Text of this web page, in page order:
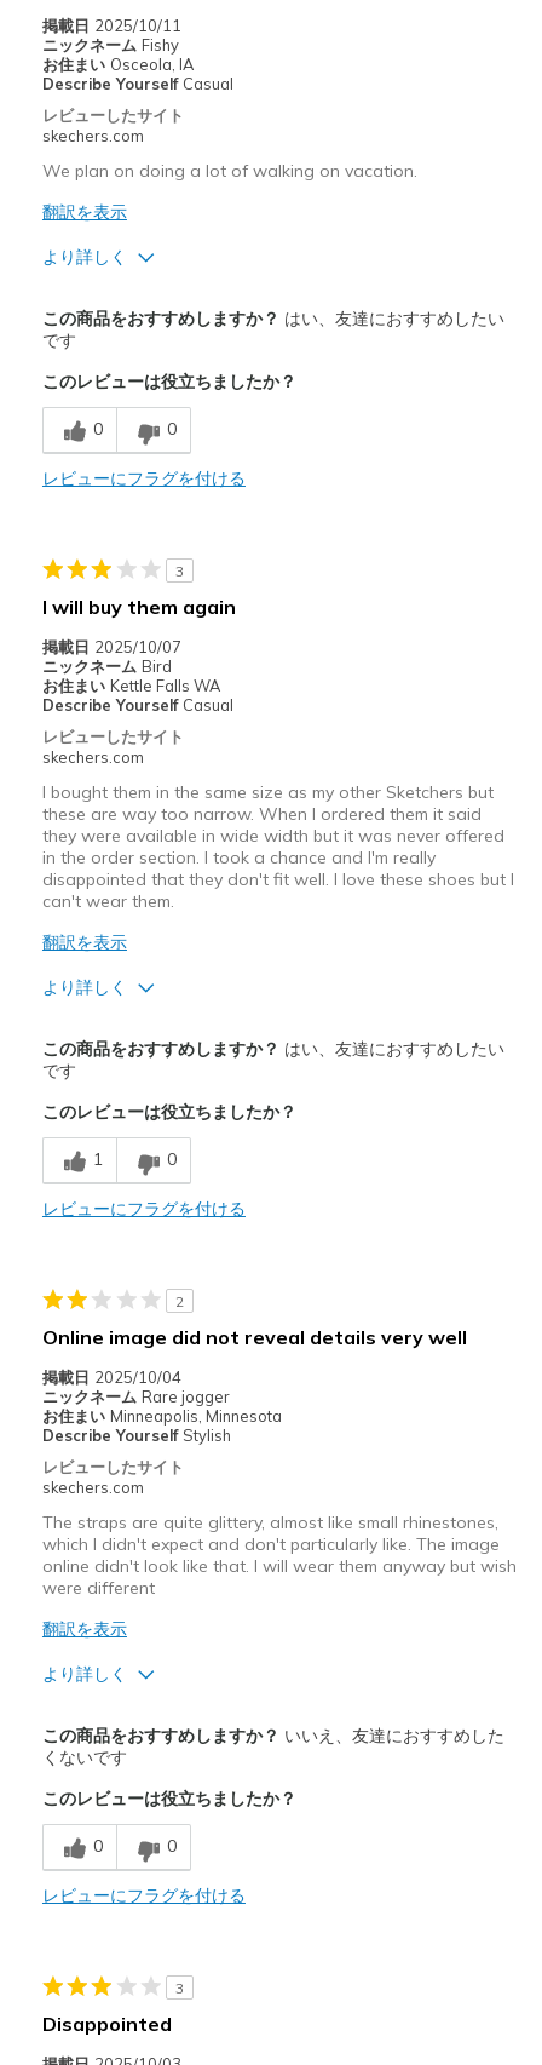
掲載日 2025/10/11
ニックネーム Fishy
お住まい Osceola, IA
Describe Yourself Casual
レビューしたサイト
skechers.com
We plan on doing a lot of walking on vacation.
翻訳を表示
より詳しく
Attractive Design
Comfortable
Stylish
以下に最適
Travel
Width
Feels true to width
Sizing
View On Shoes
I'm Into Shoes
この商品をおすすめしますか？ はい、友達におすすめしたい
です
このレビューは役立ちましたか？
0 0
レビューにフラグを付ける
3
I will buy them again
掲載日 2025/10/07
ニックネーム Bird
お住まい Kettle Falls WA
Describe Yourself Casual
レビューしたサイト
skechers.com
I bought them in the same size as my other Sketchers but
these are way too narrow. When I ordered them it said
they were available in wide width but it was never offered
in the order section. I took a chance and I'm really
disappointed that they don't fit well. I love these shoes but I
can't wear them.
翻訳を表示
より詳しく
Attractive Design
Breathe Well
Comfortable
Durable
以下に最適
Casual Wear
Going Out
Travel
Width
Sizing
Feels half size too small
View On Shoes
Shoes are for Wearing
この商品をおすすめしますか？ はい、友達におすすめしたい
です
このレビューは役立ちましたか？
1 0
レビューにフラグを付ける
2
Online image did not reveal details very well
掲載日 2025/10/04
ニックネーム Rare jogger
お住まい Minneapolis, Minnesota
Describe Yourself Stylish
レビューしたサイト
skechers.com
The straps are quite glittery, almost like small rhinestones,
which I didn't expect and don't particularly like. The image
online didn't look like that. I will wear them anyway but wish
were different
翻訳を表示
より詳しく
Comfortable
Stylish
以下に最適
Casual Wear
Sizing
Feels half size too big
View On Shoes
I'm Into Shoes
この商品をおすすめしますか？ いいえ、友達におすすめした
くないです
このレビューは役立ちましたか？
0 0
レビューにフラグを付ける
3
Disappointed